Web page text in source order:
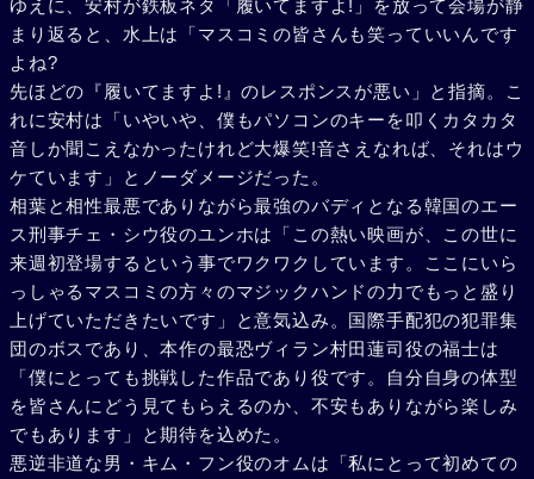
ゆえに、安村が鉄板ネタ「履いてますよ!」を放って会場が静
まり返ると、水上は「マスコミの皆さんも笑っていいんです
よね?
先ほどの『履いてますよ!』のレスポンスが悪い」と指摘。こ
れに安村は「いやいや、僕もパソコンのキーを叩くカタカタ
音しか聞こえなかったけれど大爆笑!音さえなれば、それはウ
ケています」とノーダメージだった。
相葉と相性最悪でありながら最強のバディとなる韓国のエー
ス刑事チェ・シウ役のユンホは「この熱い映画が、この世に
来週初登場するという事でワクワクしています。ここにいら
っしゃるマスコミの方々のマジックハンドの力でもっと盛り
上げていただきたいです」と意気込み。国際手配犯の犯罪集
団のボスであり、本作の最恐ヴィラン村田蓮司役の福士は
「僕にとっても挑戦した作品であり役です。自分自身の体型
を皆さんにどう見てもらえるのか、不安もありながら楽しみ
でもあります」と期待を込めた。
悪逆非道な男・キム・フン役のオムは「私にとって初めての